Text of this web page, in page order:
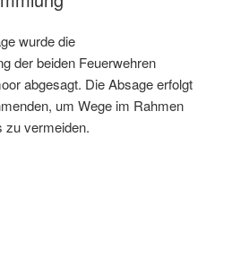
wurde die
der beiden Feuerwehren
abgesagt. Die Absage erfolgt
um Wege im Rahmen
zu vermeiden.